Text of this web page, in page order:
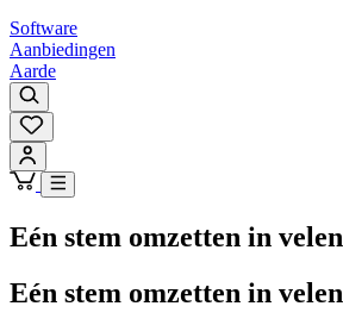
Software
Aanbiedingen
Aarde
Eén stem omzetten in velen
Eén stem omzetten in velen